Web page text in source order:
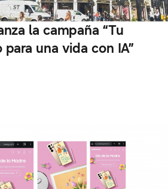
la campaña “Tu
una vida con IA”